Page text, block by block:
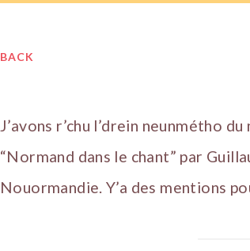
BACK
J’avons r’chu l’drein neunmétho du
“Normand dans le chant” par
Nouormandie. Y’a des mentions